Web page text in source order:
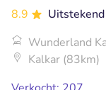
8.9
Uitstekend
Wunderland
Kalkar (83km)